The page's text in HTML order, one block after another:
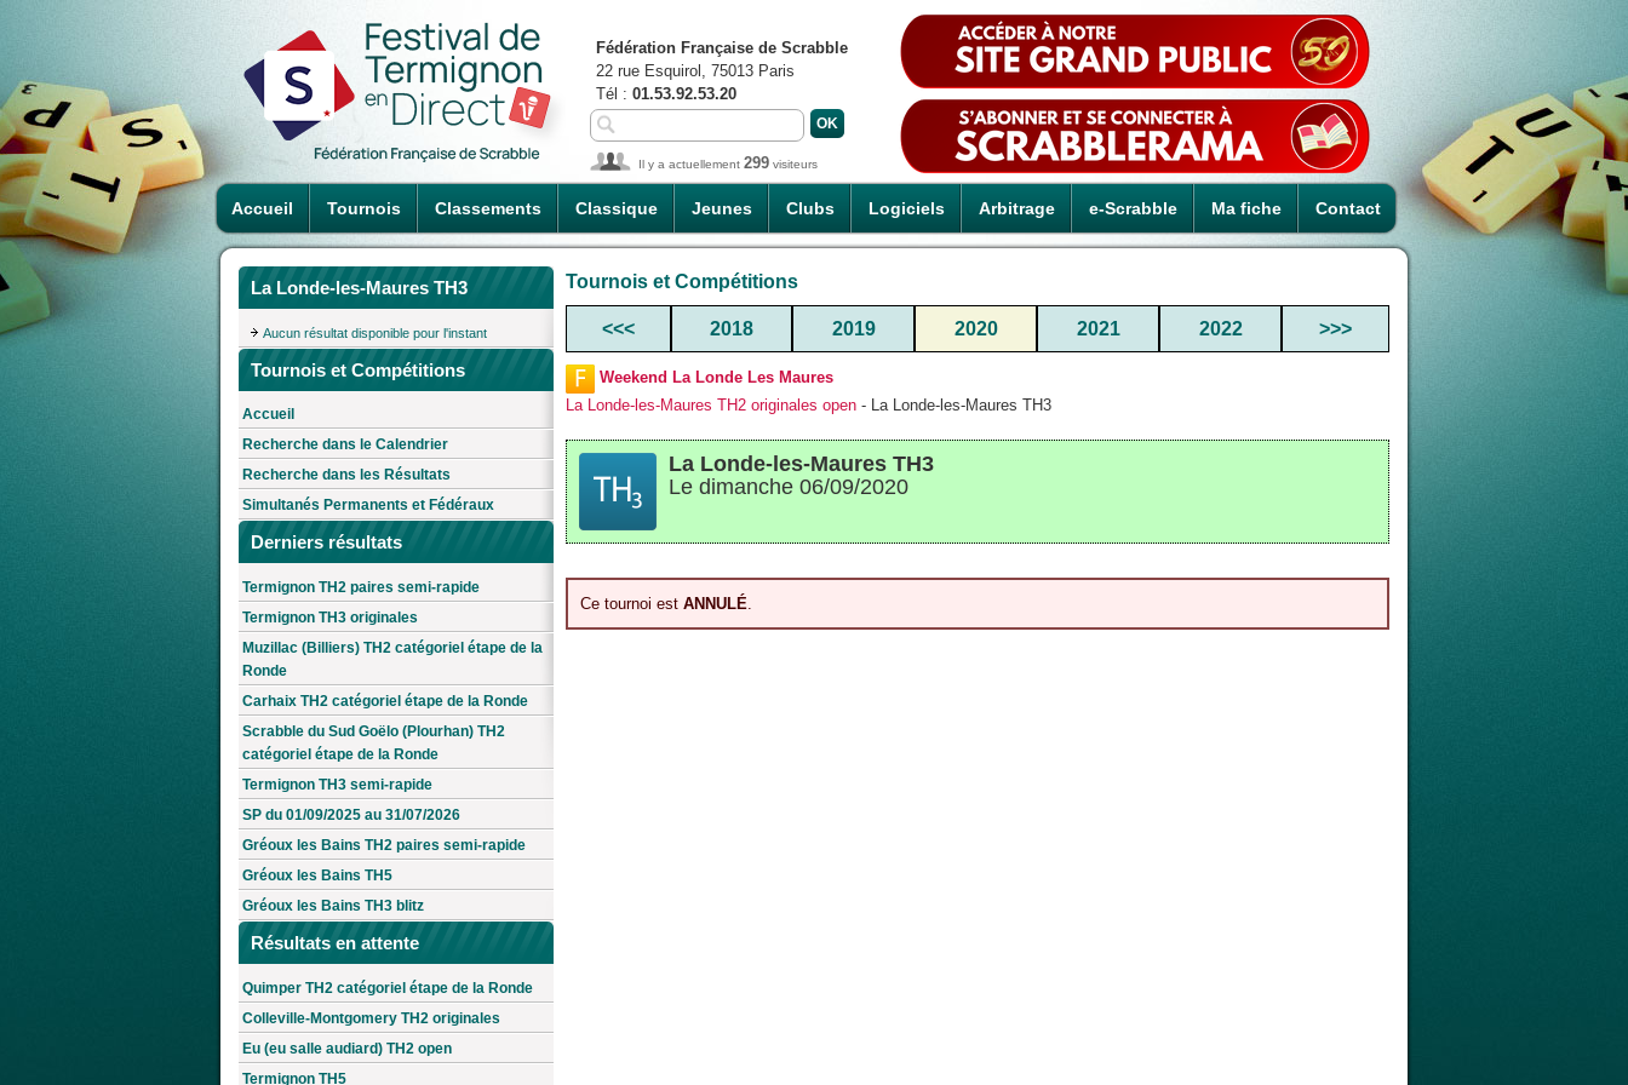
Accueil Tournois Classements Classique Jeunes Clubs Logiciels Arbitrage e-Scrabble Ma fiche Contact
Fédération Française de Scrabble
22 rue Esquirol, 75013 Paris
Tél : 01.53.92.53.20
Il y a actuellement 299 visiteurs
La Londe-les-Maures TH3
Aucun résultat disponible pour l'instant
Tournois et Compétitions
Accueil
Recherche dans le Calendrier
Recherche dans les Résultats
Simultanés Permanents et Fédéraux
Derniers résultats
Termignon TH2 paires semi-rapide
Termignon TH3 originales
Muzillac (Billiers) TH2 catégoriel étape de la
Ronde
Carhaix TH2 catégoriel étape de la Ronde
Scrabble du Sud Goëlo (Plourhan) TH2
catégoriel étape de la Ronde
Termignon TH3 semi-rapide
SP du 01/09/2025 au 31/07/2026
Gréoux les Bains TH2 paires semi-rapide
Gréoux les Bains TH5
Gréoux les Bains TH3 blitz
Résultats en attente
Quimper TH2 catégoriel étape de la Ronde
Colleville-Montgomery TH2 originales
Eu (eu salle audiard) TH2 open
Termignon TH5
Tournois et Compétitions
<<< 2018 2019 2020 2021 2022 >>>
Weekend La Londe Les Maures
La Londe-les-Maures TH2 originales open - La Londe-les-Maures TH3
La Londe-les-Maures TH3
Le dimanche 06/09/2020
Ce tournoi est ANNULÉ